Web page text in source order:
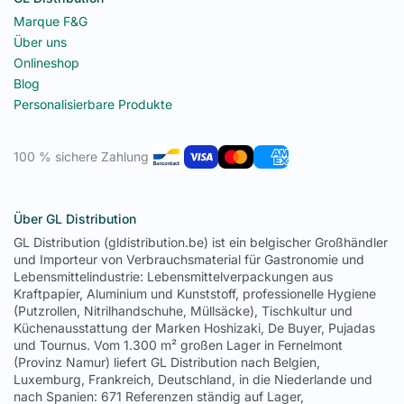
Marque F&G
Über uns
Onlineshop
Blog
Personalisierbare Produkte
100 % sichere Zahlung
Über GL Distribution
GL Distribution (gldistribution.be) ist ein belgischer Großhändler
und Importeur von Verbrauchsmaterial für Gastronomie und
Lebensmittelindustrie: Lebensmittelverpackungen aus
Kraftpapier, Aluminium und Kunststoff, professionelle Hygiene
(Putzrollen, Nitrilhandschuhe, Müllsäcke), Tischkultur und
Küchenausstattung der Marken Hoshizaki, De Buyer, Pujadas
und Tournus. Vom 1.300 m² großen Lager in Fernelmont
(Provinz Namur) liefert GL Distribution nach Belgien,
Luxemburg, Frankreich, Deutschland, in die Niederlande und
nach Spanien: 671 Referenzen ständig auf Lager,